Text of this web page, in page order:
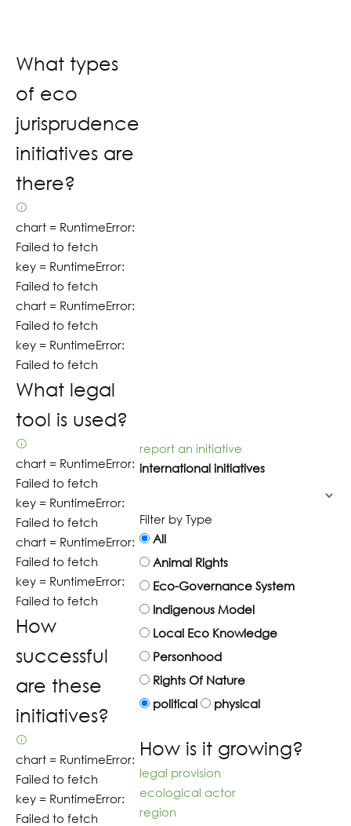
What types
of eco
jurisprudence
initiatives are
there?
chart = RuntimeError:
Failed to fetch
key = RuntimeError:
Failed to fetch
chart = RuntimeError:
Failed to fetch
key = RuntimeError:
Failed to fetch
What legal
tool is used?
chart = RuntimeError:
Failed to fetch
key = RuntimeError:
Failed to fetch
chart = RuntimeError:
Failed to fetch
key = RuntimeError:
Failed to fetch
How
successful
are these
initiatives?
chart = RuntimeError:
Failed to fetch
key = RuntimeError:
Failed to fetch
report an initiative
international initiatives
Filter by Type
All
Animal Rights
Eco-Governance System
Indigenous Model
Local Eco Knowledge
Personhood
Rights Of Nature
political
physical
How is it growing?
legal provision
ecological actor
region